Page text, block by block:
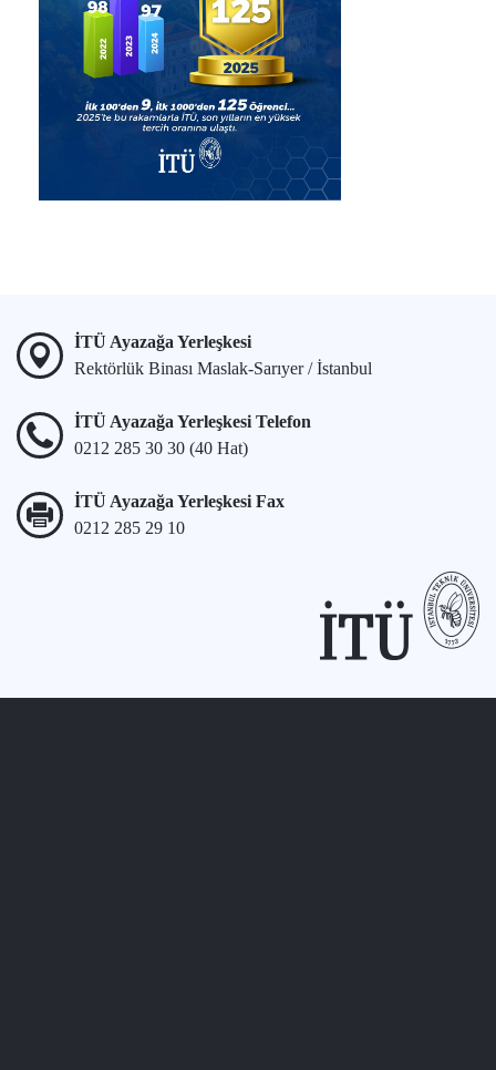
İTÜ Ayazağa Yerleşkesi
Rektörlük Binası Maslak-Sarıyer / İstanbul
İTÜ Ayazağa Yerleşkesi Telefon
0212 285 30 30 (40 Hat)
İTÜ Ayazağa Yerleşkesi Fax
0212 285 29 10